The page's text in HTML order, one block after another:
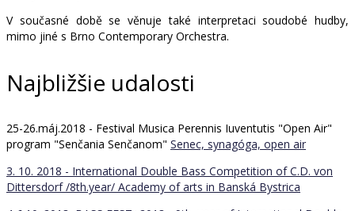
V současné době se věnuje také interpretaci soudobé hudby,
mimo jiné s Brno Contemporary Orchestra.
Najbližšie udalosti
25-26.máj.2018 - Festival Musica Perennis Iuventutis "Open Air"
program "Senčania Senčanom" Senec, synagóga, open air
3. 10. 2018 - International Double Bass Competition of C.D. von
Dittersdorf /8th.year/ Academy of arts in Banská Bystrica